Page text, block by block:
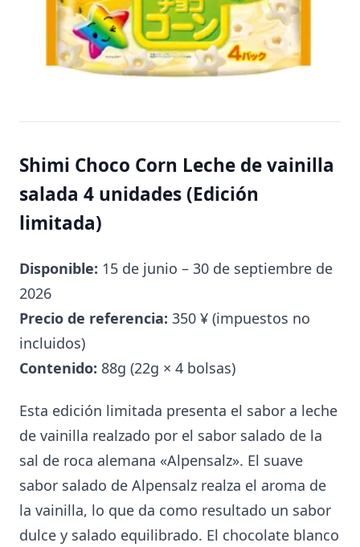
Shimi Choco Corn Leche de vainilla
salada 4 unidades (Edición
limitada)
Disponible: 15 de junio – 30 de septiembre de
2026
Precio de referencia: 350 ¥ (impuestos no
incluidos)
Contenido: 88g (22g × 4 bolsas)
Esta edición limitada presenta el sabor a leche
de vainilla realzado por el sabor salado de la
sal de roca alemana «Alpensalz». El suave
sabor salado de Alpensalz realza el aroma de
la vainilla, lo que da como resultado un sabor
dulce y salado equilibrado. El chocolate blanco